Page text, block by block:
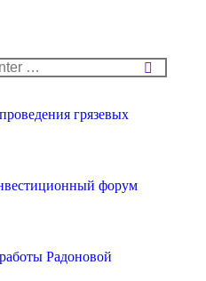
грязевых
форум
Радоновой